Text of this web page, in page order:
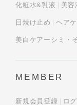
化粧水&乳液 美容
日焼け止め ヘア
美白ケアーシミ・
MEMBER
新規会員登録 ロ